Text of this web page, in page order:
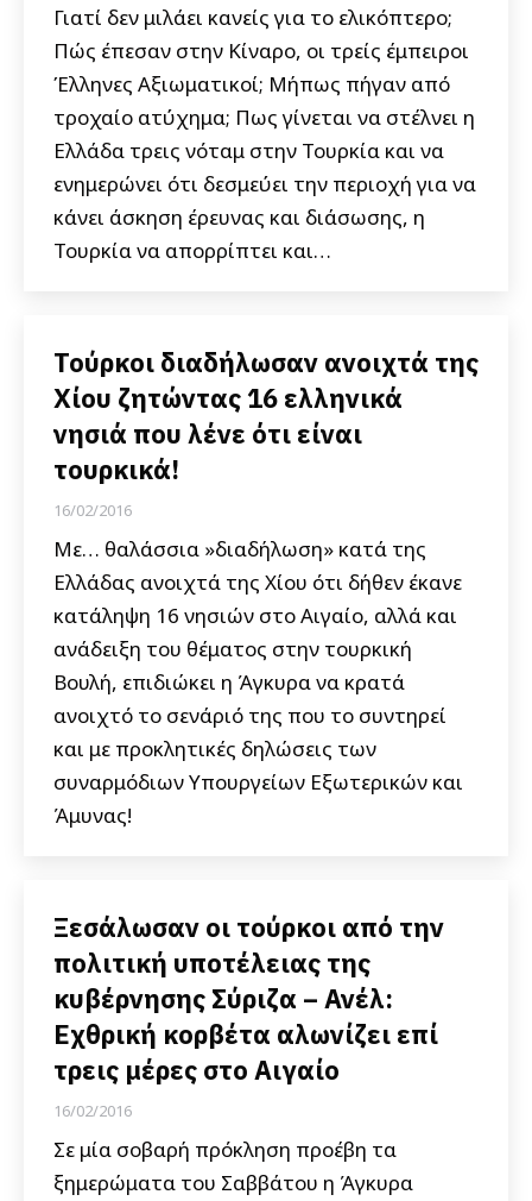
Γιατί δεν μιλάει κανείς για το ελικόπτερο;
Πώς έπεσαν στην Κίναρο, οι τρείς έμπειροι
Έλληνες Αξιωματικοί; Μήπως πήγαν από
τροχαίο ατύχημα; Πως γίνεται να στέλνει η
Ελλάδα τρεις νόταμ στην Τουρκία και να
ενημερώνει ότι δεσμεύει την περιοχή για να
κάνει άσκηση έρευνας και διάσωσης, η
Τουρκία να απορρίπτει και…
Τούρκοι διαδήλωσαν ανοιχτά της
Χίου ζητώντας 16 ελληνικά
νησιά που λένε ότι είναι
τουρκικά!
16/02/2016
Με… θαλάσσια »διαδήλωση» κατά της
Ελλάδας ανοιχτά της Χίου ότι δήθεν έκανε
κατάληψη 16 νησιών στο Αιγαίο, αλλά και
ανάδειξη του θέματος στην τουρκική
Βουλή, επιδιώκει η Άγκυρα να κρατά
ανοιχτό το σενάριό της που το συντηρεί
και με προκλητικές δηλώσεις των
συναρμόδιων Υπουργείων Εξωτερικών και
Άμυνας!
Ξεσάλωσαν οι τούρκοι από την
πολιτική υποτέλειας της
κυβέρνησης Σύριζα – Ανέλ:
Εχθρική κορβέτα αλωνίζει επί
τρεις μέρες στο Αιγαίο
16/02/2016
Σε μία σοβαρή πρόκληση προέβη τα
ξημερώματα του Σαββάτου η Άγκυρα